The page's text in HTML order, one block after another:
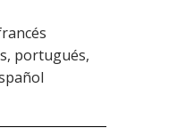
portugués,